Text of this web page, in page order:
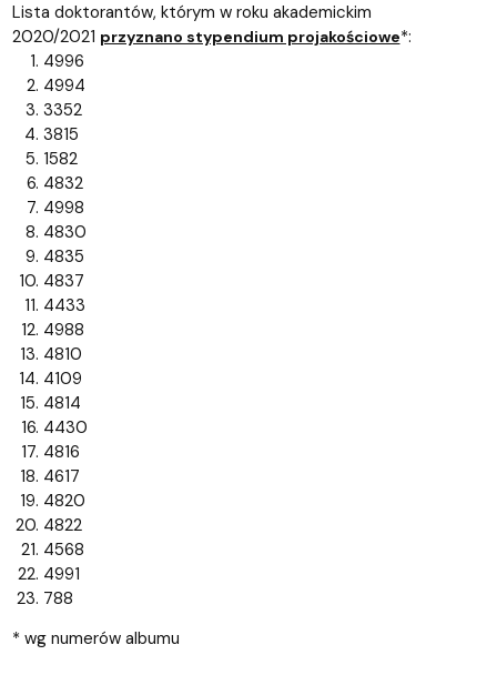
Lista doktorantów, którym w roku akademickim
2020/2021 przyznano stypendium projakościowe*:
4996
4994
3352
3815
1582
4832
4998
4830
4835
4837
4433
4988
4810
4109
4814
4430
4816
4617
4820
4822
4568
4991
788
* wg numerów albumu